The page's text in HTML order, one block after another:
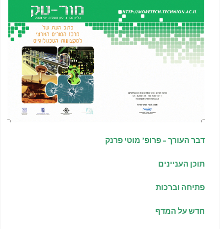
דבר העורך – פרופ’ מוטי פרנק
תוכן העניינים
פתיחה וברכות
חדש על המדף